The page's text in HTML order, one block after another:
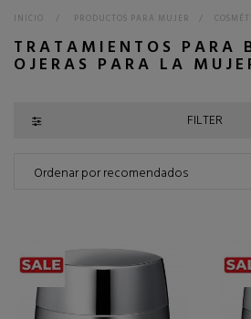
INICIO > PRODUCTOS PARA MUJER >
TRATAMIENTOS PARA
OJERAS PARA LA
FILTER